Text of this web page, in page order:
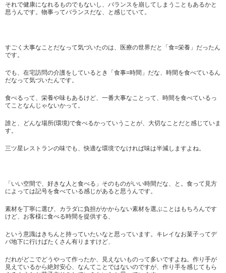
それで健康になれるものでもないし、バランスを崩してしまうこともあるかと
思うんです。物事ってバランスだな、と感じていて。
すごく大事なことだなって気づいたのは、医療の世界だと「食=栄養」だったん
です。
でも、在宅訪問の介護をしているとき「食事=時間」だな、時間を食べているん
だなって気づいたんです。
食べるって、栄養や味もあるけど、一番大事なことって、時間を食べているっ
てことなんじゃないかって。
誰と、どんな場所(環境)で食べるかっていうことが、大切なことだと感じていま
す。
三ツ星レストランの味でも、快適な環境でなければ味は半減しますよね。
「いい空間で、好きな人と食べる」そのものがいい時間だな、と。食って見方
によっては記号を食べている感じがあると思うんです。
素材を丁寧に選び、カラダに負担がかからない素材を選ぶことはもちろんです
けど、お客様に食べる時間を提供する、
という意識はきちんと持っていたいなと思っています。キレイなお菓子ってデ
パ地下に行けばたくさん有りますけど、
だれがどこでどうやって作ったか、見えないものって多いですよね。作り手が
見えているから絶対安心、なんてことではないのですが、作り手を感じてもら